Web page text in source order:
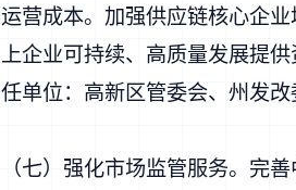
运营成本。加强供应链核心企
上企业可持续、高质量发展提
任单位：高新区管委会、州发
（七）强化市场监管服务。完